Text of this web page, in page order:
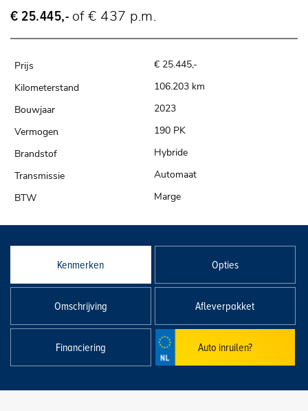
€ 25.445,- of € 437 p.m.
€ 25.445,-
106.203 km
2023
190 PK
Hybride
Automaat
Marge
Kenmerken Opties
Omschrijving Afleverpakket
Financiering Auto inruilen?